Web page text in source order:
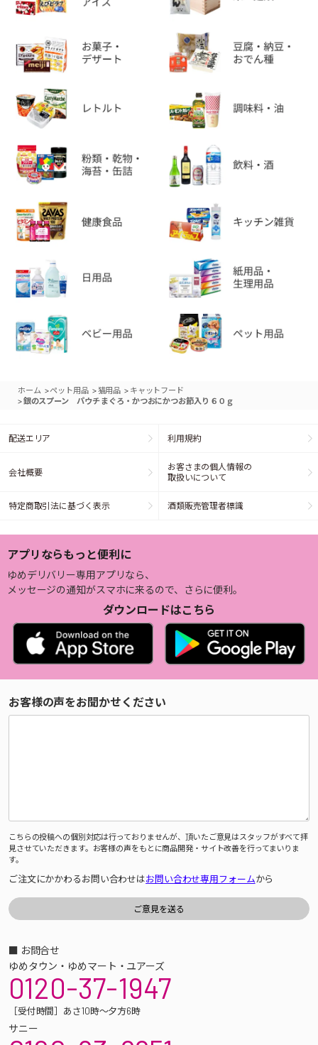
ホーム >ペット用品 >猫用品 > キャットフード
>銀のスプーン パウチ まぐろ・かつおにかつお節入り ６０ｇ
配送エリア 利用規約
会社概要
お客さまの個人情報の
取扱いについて
特定商取引法に基づく表示 酒類販売管理者標識
アプリならもっと便利に
ゆめデリバリー専用アプリなら、
メッセージの通知がスマホに来るので、さらに便利。
ダウンロードはこちら
お客様の声をお聞かせください
こちらの投稿への個別対応は行っておりませんが、頂いたご意見はスタッフがすべて拝
見させていただきます。お客様の声をもとに商品開発・サイト改善を行ってまいりま
す。
ご注文にかかわるお問い合わせはお問い合わせ専用フォームから
■ お問合せ
ゆめタウン・ゆめマート・ユアーズ
0120-37-1947
［受付時間］あさ10時～夕方6時
サニー